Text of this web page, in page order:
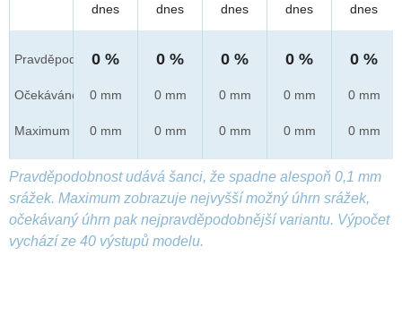
Pravděpod.
Očekáváno
Maximum
dnes
0 %
0 mm
0 mm
dnes
0 %
0 mm
0 mm
dnes
0 %
0 mm
0 mm
dnes
0 %
0 mm
0 mm
dnes
0 %
0 mm
0 mm
Pravděpodobnost udává šanci, že spadne alespoň 0,1 mm
srážek. Maximum zobrazuje nejvyšší možný úhrn srážek,
očekávaný úhrn pak nejpravděpodobnější variantu. Výpočet
vychází ze 40 výstupů modelu.